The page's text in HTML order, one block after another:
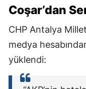
Coşar’dan
CHP Antalya
medya
yüklendi: